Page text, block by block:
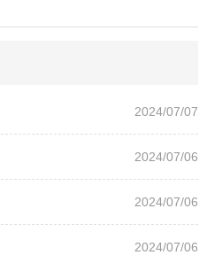
2024/07/07
2024/07/06
2024/07/06
2024/07/06